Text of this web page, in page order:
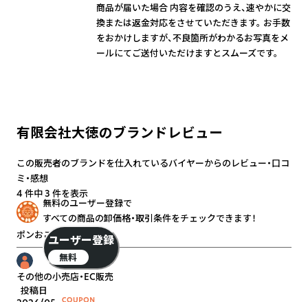
商品が届いた場合 内容を確認のうえ、速やかに交
換または返金対応をさせていただきます。 お手数
をおかけしますが、不良箇所がわかるお写真をメ
ールにてご送付いただけますとスムーズです。
有限会社大徳のブランドレビュー
この販売者のブランドを仕入れているバイヤーからのレビュー・口コ
ミ・感想
4 件中 3 件を表示
ポンおこしの大徳
その他の小売店・EC販売
投稿日
無料のユーザー登録で
すべての商品の卸価格・取引条件をチェックできます！
ユーザー登録
無料